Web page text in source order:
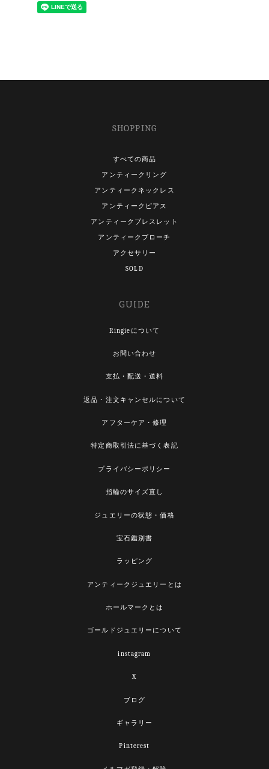
SHOPPING
すべての商品
アンティークリング
アンティークネックレス
アンティークピアス
アンティークブレスレット
アンティークブローチ
アクセサリー
SOLD
GUIDE
Ringieについて
お問い合わせ
支払・配送・送料
返品・注文キャンセルについて
アフターケア・修理
特定商取引法に基づく表記
プライバシーポリシー
指輪のサイズ直し
ジュエリーの状態・価格
宝石鑑別書
ラッピング
アンティークジュエリーとは
ホールマークとは
ゴールドジュエリーについて
instagram
X
ブログ
ギャラリー
Pinterest